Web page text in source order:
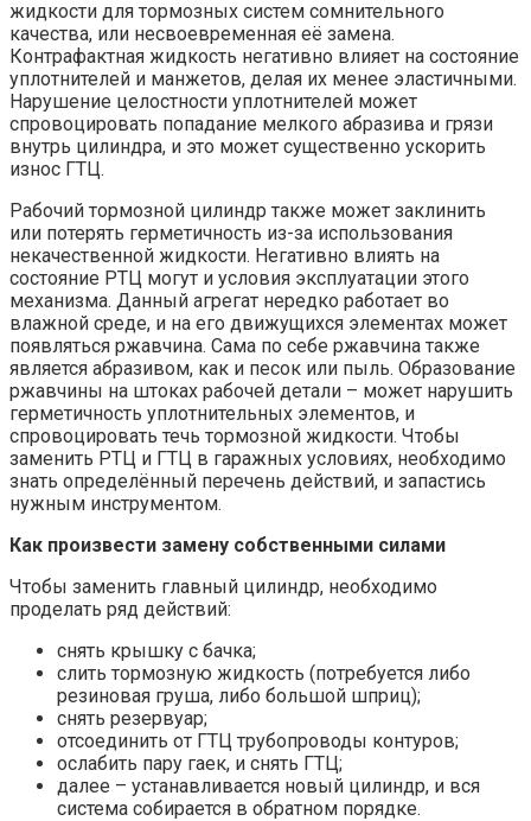
жидкости для тормозных систем сомнительного
качества, или несвоевременная её замена.
Контрафактная жидкость негативно влияет на состояние
уплотнителей и манжетов, делая их менее эластичными.
Нарушение целостности уплотнителей может
спровоцировать попадание мелкого абразива и грязи
внутрь цилиндра, и это может существенно ускорить
износ ГТЦ.
Рабочий тормозной цилиндр также может заклинить
или потерять герметичность из-за использования
некачественной жидкости. Негативно влиять на
состояние РТЦ могут и условия эксплуатации этого
механизма. Данный агрегат нередко работает во
влажной среде, и на его движущихся элементах может
появляться ржавчина. Сама по себе ржавчина также
является абразивом, как и песок или пыль. Образование
ржавчины на штоках рабочей детали – может нарушить
герметичность уплотнительных элементов, и
спровоцировать течь тормозной жидкости. Чтобы
заменить РТЦ и ГТЦ в гаражных условиях, необходимо
знать определённый перечень действий, и запастись
нужным инструментом.
Как произвести замену собственными силами
Чтобы заменить главный цилиндр, необходимо
проделать ряд действий:
снять крышку с бачка;
слить тормозную жидкость (потребуется либо
резиновая груша, либо большой шприц);
снять резервуар;
отсоединить от ГТЦ трубопроводы контуров;
ослабить пару гаек, и снять ГТЦ;
далее – устанавливается новый цилиндр, и вся
система собирается в обратном порядке.